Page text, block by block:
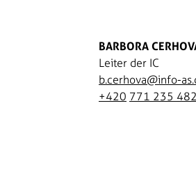
BARBORA
Leiter der IC
b.cerhova@info-
+420 771 235 482